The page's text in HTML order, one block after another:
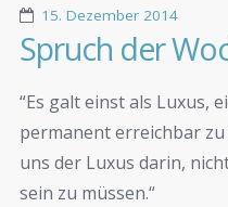
15. Dezember 2014
Spruch der
“Es galt einst als Luxus,
permanent erreichbar
uns der Luxus darin,
sein zu müssen.“